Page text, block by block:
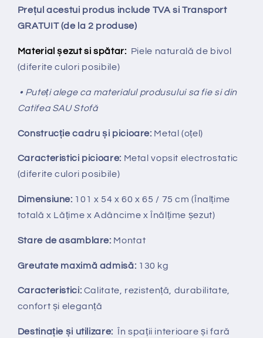
Prețul acestui produs include TVA si Transport
GRATUIT (de la 2 produse)
Material șezut si spătar: Piele naturală de bivol
(diferite culori posibile)
• Puteți alege ca materialul produsului sa fie si din
Catifea SAU Stofă
Construcție cadru și picioare: Metal (oțel)
Caracteristici picioare: Metal vopsit electrostatic
(diferite culori posibile)
Dimensiune: 101 x 54 x 60 x 65 / 75 cm (Înalțime
totală x Lățime x Adâncime x Înălțime șezut)
Stare de asamblare: Montat
Greutate maximă admisă: 130 kg
Caracteristici: Calitate, rezistență, durabilitate,
confort și eleganță
Destinație și utilizare: În spații interioare și fară